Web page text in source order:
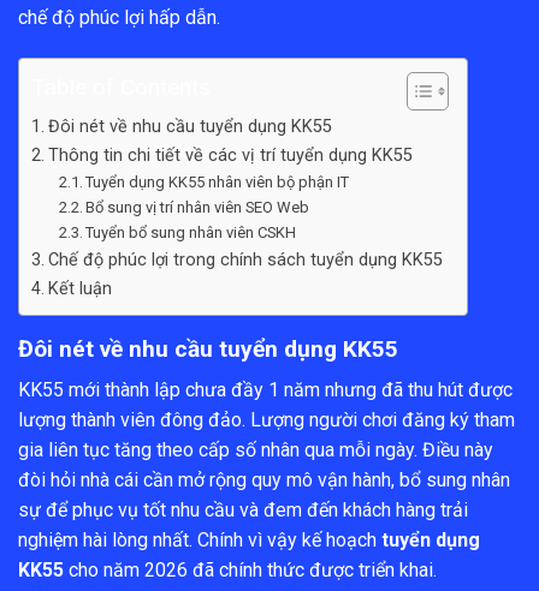
chế độ phúc lợi hấp dẫn.
Đôi nét về nhu cầu tuyển dụng KK55
Thông tin chi tiết về các vị trí tuyển dụng KK55
Tuyển dụng KK55 nhân viên bộ phận IT
Bổ sung vị trí nhân viên SEO Web
Tuyển bổ sung nhân viên CSKH
Chế độ phúc lợi trong chính sách tuyển dụng KK55
Kết luận
Đôi nét về nhu cầu tuyển dụng KK55
KK55 mới thành lập chưa đầy 1 năm nhưng đã thu hút được
lượng thành viên đông đảo. Lượng người chơi đăng ký tham
gia liên tục tăng theo cấp số nhân qua mỗi ngày. Điều này
đòi hỏi nhà cái cần mở rộng quy mô vận hành, bổ sung nhân
sự để phục vụ tốt nhu cầu và đem đến khách hàng trải
nghiệm hài lòng nhất. Chính vì vậy kế hoạch tuyển dụng
KK55 cho năm 2026 đã chính thức được triển khai.